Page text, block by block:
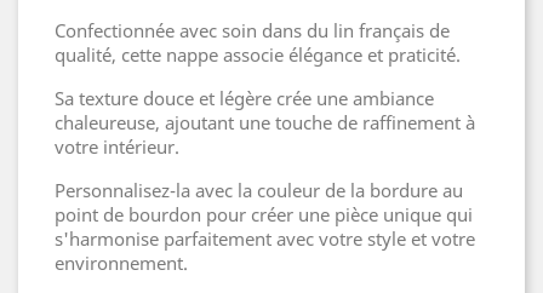
Confectionnée avec soin dans du lin français de
qualité, cette nappe associe élégance et praticité.
Sa texture douce et légère crée une ambiance
chaleureuse, ajoutant une touche de raffinement à
votre intérieur.
Personnalisez-la avec la couleur de la bordure au
point de bourdon pour créer une pièce unique qui
s'harmonise parfaitement avec votre style et votre
environnement.